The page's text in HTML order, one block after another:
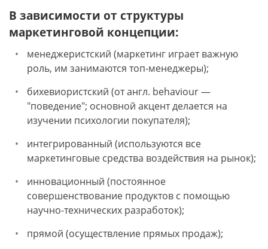
В зависимости от структуры
маркетинговой концепции:
менеджеристский (маркетинг играет важную
роль, им занимаются топ-менеджеры);
бихевиористский (от англ. behaviour —
"поведение"; основной акцент делается на
изучении психологии покупателя);
интегрированный (используются все
маркетинговые средства воздействия на рынок);
инновационный (постоянное
совершенствование продуктов с помощью
научно-технических разработок);
прямой (осуществление прямых продаж);